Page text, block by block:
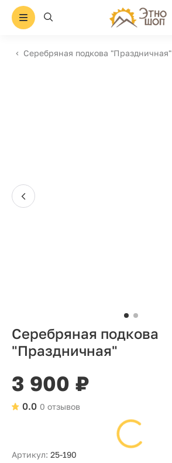
Серебряная подкова "Праздничная"
Серебряная подкова
"Праздничная"
3 900 ₽
0 отзывов
0.0
Артикул: 25-190